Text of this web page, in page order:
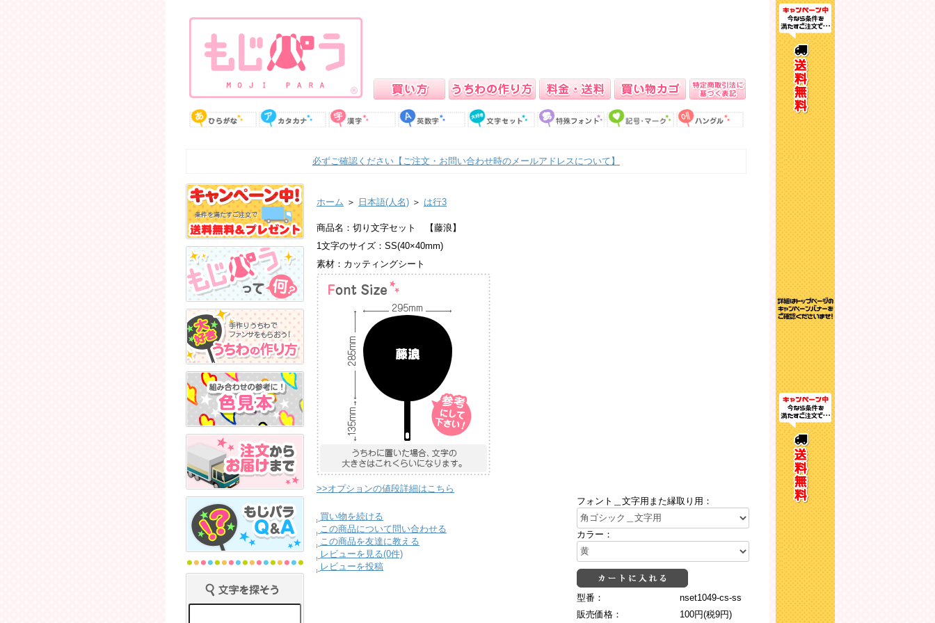
必ずご確認ください【ご注文・お問い合わせ時のメールアドレスについて】
ホーム ＞ 日本語(人名) ＞ は行3
商品名：切り文字セット 【藤浪】
1文字のサイズ：SS(40×40mm)
素材：カッティングシート
>>オプションの値段詳細はこちら
フォント＿文字用また縁取り用：
カラー：
型番：
nset1049-cs-ss
販売価格：
100円(税9円)
買い物を続ける
この商品について問い合わせる
この商品を友達に教える
レビューを見る(0件)
レビューを投稿